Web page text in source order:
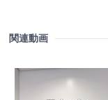
関連動画